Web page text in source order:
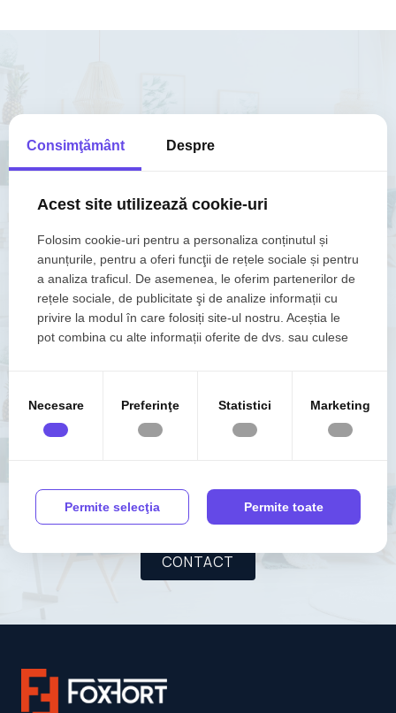
VREI SAVINZI RAPIDO
LOCUINTA ?
VINDE RAPID CU FOXFORT
SAU VREI SA DISCUTAM MAI
MULTE DETALII ?
CONTACT
Consimţământ Despre
Acest site utilizează cookie-uri
Folosim cookie-uri pentru a personaliza conținutul și
anunțurile, pentru a oferi funcţii de rețele sociale și pentru
a analiza traficul. De asemenea, le oferim partenerilor de
rețele sociale, de publicitate şi de analize informații cu
privire la modul în care folosiți site-ul nostru. Aceștia le
pot combina cu alte informații oferite de dvs. sau culese
Necesare Preferinţe Statistici Marketing
Permite selecţia Permite toate